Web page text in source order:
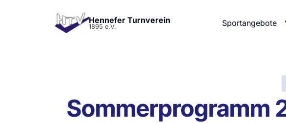
Hennefer Turnverein
1895 e.V. Sportangebote
Sommerprogramm